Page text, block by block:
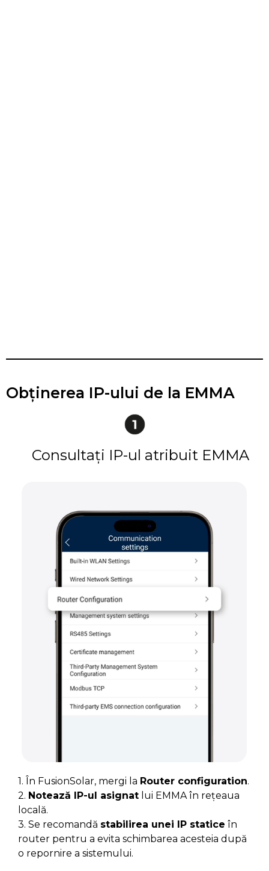
Obținerea IP-ului de la EMMA
Consultați IP-ul atribuit EMMA
1. În FusionSolar, mergi la Router configuration.
2. Notează IP-ul asignat lui EMMA în rețeaua
locală.
3. Se recomandă stabilirea unei IP statice în
router pentru a evita schimbarea acesteia după
o repornire a sistemului.